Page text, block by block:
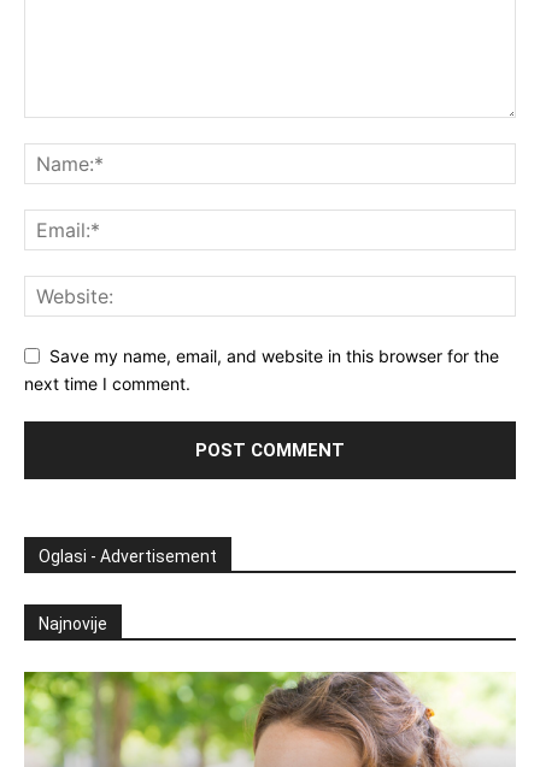
Save my name, email, and website in this browser for the
next time I comment.
Oglasi - Advertisement
Najnovije